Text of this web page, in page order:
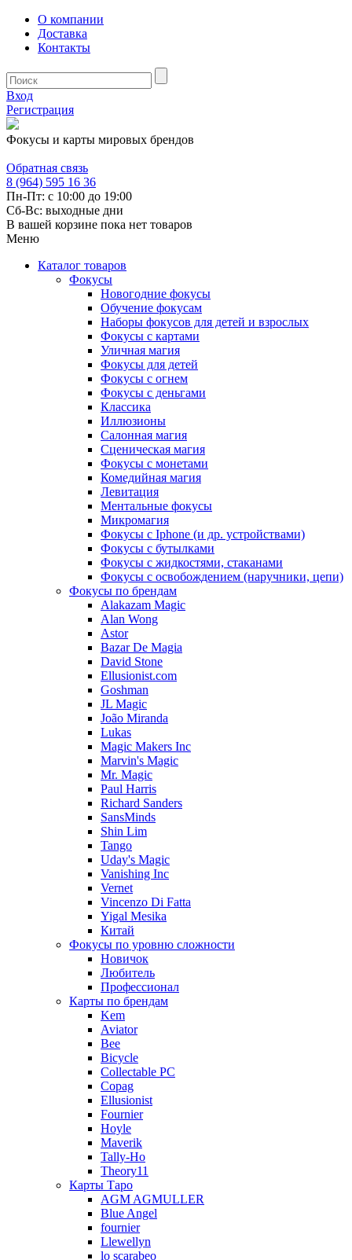
О компании
Доставка
Контакты
Вход
Регистрация
Фокусы и карты мировых брендов
Обратная связь
8 (964) 595 16 36
Пн-Пт: с 10:00 до 19:00
Сб-Вс: выходные дни
В вашей корзине пока нет товаров
Меню
Каталог товаров
Фокусы
Новогодние фокусы
Обучение фокусам
Наборы фокусов для детей и взрослых
Фокусы с картами
Уличная магия
Фокусы для детей
Фокусы с огнем
Фокусы с деньгами
Классика
Иллюзионы
Салонная магия
Сценическая магия
Фокусы с монетами
Комедийная магия
Левитация
Ментальные фокусы
Микромагия
Фокусы с Iphone (и др. устройствами)
Фокусы с бутылками
Фокусы с жидкостями, стаканами
Фокусы с освобождением (наручники, цепи)
Фокусы по брендам
Alakazam Magic
Alan Wong
Astor
Bazar De Magia
David Stone
Ellusionist.com
Goshman
JL Magic
João Miranda
Lukas
Magic Makers Inc
Marvin's Magic
Mr. Magic
Paul Harris
Richard Sanders
SansMinds
Shin Lim
Tango
Uday's Magic
Vanishing Inc
Vernet
Vincenzo Di Fatta
Yigal Mesika
Китай
Фокусы по уровню сложности
Новичок
Любитель
Профессионал
Карты по брендам
Kem
Aviator
Bee
Bicycle
Collectable PC
Copag
Ellusionist
Fournier
Hoyle
Maverik
Tally-Ho
Theory11
Карты Таро
AGM AGMULLER
Blue Angel
fournier
Llewellyn
lo scarabeo